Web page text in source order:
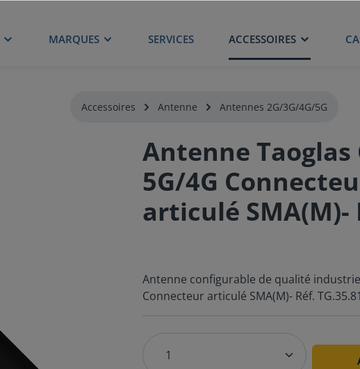
MARQUES SERVICES ACCESSOIRES
Accessoires Antenne Antennes 2G/3G/4G/5G
Antenne Taoglas
5G/4G
articulé SMA(M)-
Antenne configurable de qualité
Connecteur articulé SMA(M)- Réf.